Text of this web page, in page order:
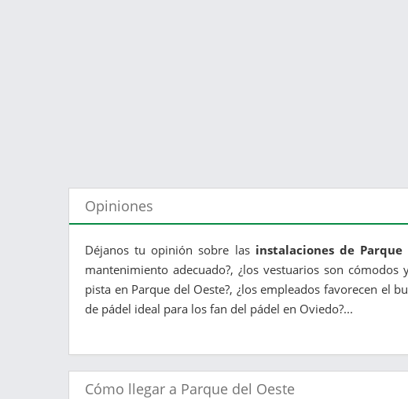
Opiniones
Déjanos tu opinión sobre las instalaciones de Parque
mantenimiento adecuado?, ¿los vestuarios son
pista en Parque del Oeste?, ¿los empleados favorecen el
de pádel ideal para los fan del pádel en Oviedo?...
Cómo llegar a Parque del Oeste